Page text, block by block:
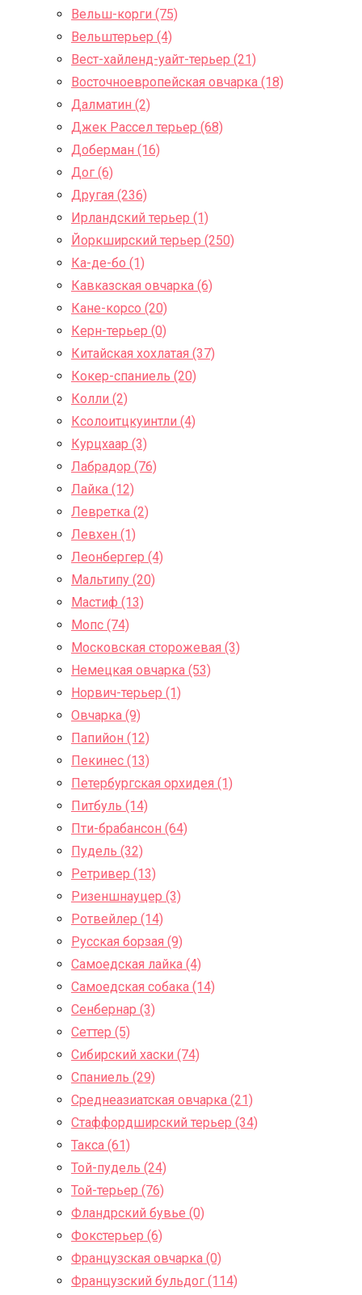
Вельш-корги (75)
Вельштерьер (4)
Вест-хайленд-уайт-терьер (21)
Восточноевропейская овчарка (18)
Далматин (2)
Джек Рассел терьер (68)
Доберман (16)
Дог (6)
Другая (236)
Ирландский терьер (1)
Йоркширский терьер (250)
Ка-де-бо (1)
Кавказская овчарка (6)
Кане-корсо (20)
Керн-терьер (0)
Китайская хохлатая (37)
Кокер-спаниель (20)
Колли (2)
Ксолоитцкуинтли (4)
Курцхаар (3)
Лабрадор (76)
Лайка (12)
Левретка (2)
Левхен (1)
Леонбергер (4)
Мальтипу (20)
Мастиф (13)
Мопс (74)
Московская сторожевая (3)
Немецкая овчарка (53)
Норвич-терьер (1)
Овчарка (9)
Папийон (12)
Пекинес (13)
Петербургская орхидея (1)
Питбуль (14)
Пти-брабансон (64)
Пудель (32)
Ретривер (13)
Ризеншнауцер (3)
Ротвейлер (14)
Русская борзая (9)
Самоедская лайка (4)
Самоедская собака (14)
Сенбернар (3)
Сеттер (5)
Сибирский хаски (74)
Спаниель (29)
Среднеазиатская овчарка (21)
Стаффордширский терьер (34)
Такса (61)
Той-пудель (24)
Той-терьер (76)
Фландрский бувье (0)
Фокстерьер (6)
Французская овчарка (0)
Французский бульдог (114)